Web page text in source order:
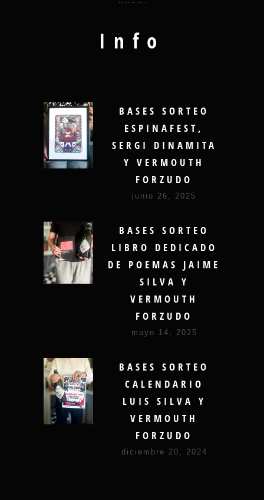
Info
BASES SORTEO
ESPINAFEST,
SERGI DINAMITA
Y VERMOUTH
FORZUDO
junio 26, 2025
BASES SORTEO
LIBRO DEDICADO
DE POEMAS JAIME
SILVA Y
VERMOUTH
FORZUDO
mayo 14, 2025
BASES SORTEO
CALENDARIO
LUIS SILVA Y
VERMOUTH
FORZUDO
diciembre 20, 2024